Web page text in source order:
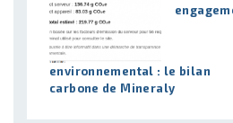
environnemental : le bilan
carbone de Mineraly